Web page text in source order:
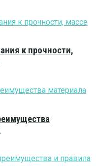
к прочности,